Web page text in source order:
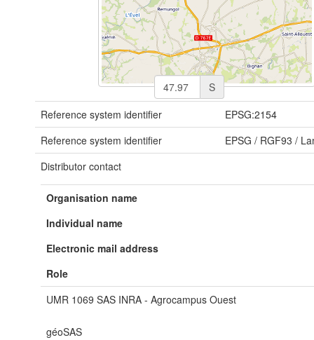
S
Reference system identifier
EPSG:2154
Reference system identifier
EPSG/ RGF93 /
Distributor contact
Organisation name
Individual name
Electronic mail address
Role
UMR 1069 SAS INRA - Agrocampus Ouest
géoSAS